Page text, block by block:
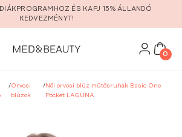
ÉS KAPJ 15% ÁLLANDÓ
KEDVEZMÉNYT!
0
/Orvosi
blúzok
/Női orvosi blúz műtősruhák Basic One
Pocket LAGUNA